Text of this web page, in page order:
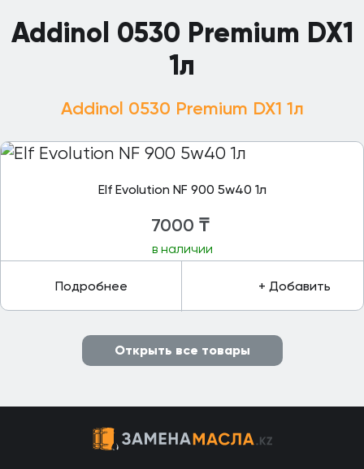
Addinol 0530 Premium DX1
1л
Addinol 0530 Premium DX1 1л
Elf Evolution NF 900 5w40 1л
7000 ₸
в наличии
Подробнее + Добавить
Открыть все товары